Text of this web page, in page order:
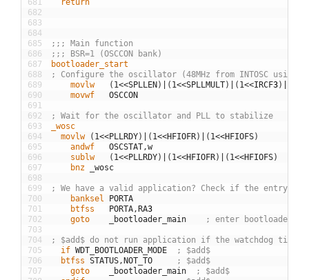
681
682
683
684
685
686
687
688
689
690
691
692
693
694
695
696
697
698
699
700
701
702
703
704
705
706
707
return
;;; Main function
;;; BSR=1 (OSCCON bank)
bootloader_start
; Configure the oscillator (48MHz from INTOSC using
	movlw
( 1<<SPLLEN ) ( 1<<SPLLMULT) ( 1<<IRCF3)
	movwf
OSCCON
; Wait for the oscillator and PLL to stabilize
_wosc
movlw
( 1<<PLLRDY) ( 1<<HFIOFR) ( 1<<HFIOFS)
	andwf
OSCSTAT,w
	sublw
( 1<<PLLRDY) ( 1<<HFIOFR) ( 1<<HFIOFS)
	bnz
wosc
; We have a valid application? Check if the entry pin
	banksel
PORTA
	btfss
PORTA, RA3
	goto
bootloader main ; enter bootloader
; $add$ do not run application if the watchdog
if WDT BOOTLOADER MODE
; $add$
btfss STATUS, NOT TO
; $add$
	goto
bootloader main
; $add$